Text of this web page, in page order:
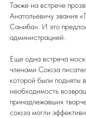
Также на встрече
Анатольевичу звания
Саниба». И это
администрацией.
Еще одна встреча
членами Союза
которой были
необходимость
принадлежавших
союза могли